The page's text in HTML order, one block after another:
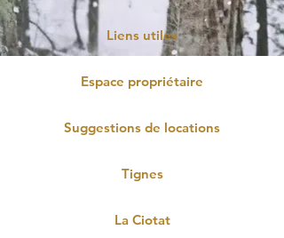
Liens utiles
Espace propriétaire
Suggestions de locations
Tignes
La Ciotat